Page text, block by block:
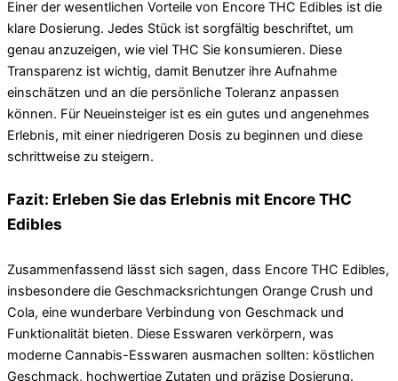
Einer der wesentlichen Vorteile von Encore THC Edibles ist die
klare Dosierung. Jedes Stück ist sorgfältig beschriftet, um
genau anzuzeigen, wie viel THC Sie konsumieren. Diese
Transparenz ist wichtig, damit Benutzer ihre Aufnahme
einschätzen und an die persönliche Toleranz anpassen
können. Für Neueinsteiger ist es ein gutes und angenehmes
Erlebnis, mit einer niedrigeren Dosis zu beginnen und diese
schrittweise zu steigern.
Fazit: Erleben Sie das Erlebnis mit Encore THC
Edibles
Zusammenfassend lässt sich sagen, dass Encore THC Edibles,
insbesondere die Geschmacksrichtungen Orange Crush und
Cola, eine wunderbare Verbindung von Geschmack und
Funktionalität bieten. Diese Esswaren verkörpern, was
moderne Cannabis-Esswaren ausmachen sollten: köstlichen
Geschmack, hochwertige Zutaten und präzise Dosierung.